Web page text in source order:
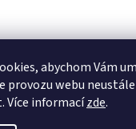
abychom Vám
provozu webu
Více informacízde.
na Instagramu